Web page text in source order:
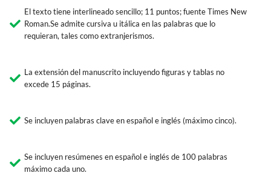
El texto tiene interlineado sencillo; 11 puntos; fuente Times New
Roman.Se admite cursiva u itálica en las palabras que lo
requieran, tales como extranjerismos.
La extensión del manuscrito incluyendo figuras y tablas no
excede 15 páginas.
Se incluyen palabras clave en español e inglés (máximo cinco).
Se incluyen resúmenes en español e inglés de 100 palabras
máximo cada uno.